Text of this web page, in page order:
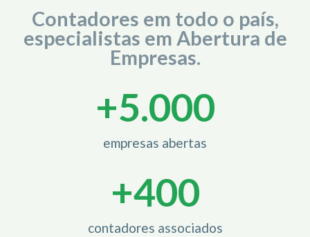
Contadores em todo o país,
especialistas em Abertura de
Empresas.
empresas abertas
+5.000
contadores associados
+400